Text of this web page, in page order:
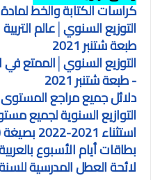
كراسات الكتابة والخط
التوزيع السنوي│عالم
طبعة شتنبر 2021
التوزيع السنوي│الممتع في
- طبعة شتنبر 2021
دلائل جميع مراجع
التوازيع السنوية لجميع
استثناء 2021-2022 بصيغة (word)
بطاقات أيام الأسبوع
لائحة العطل المدرسية للسنة